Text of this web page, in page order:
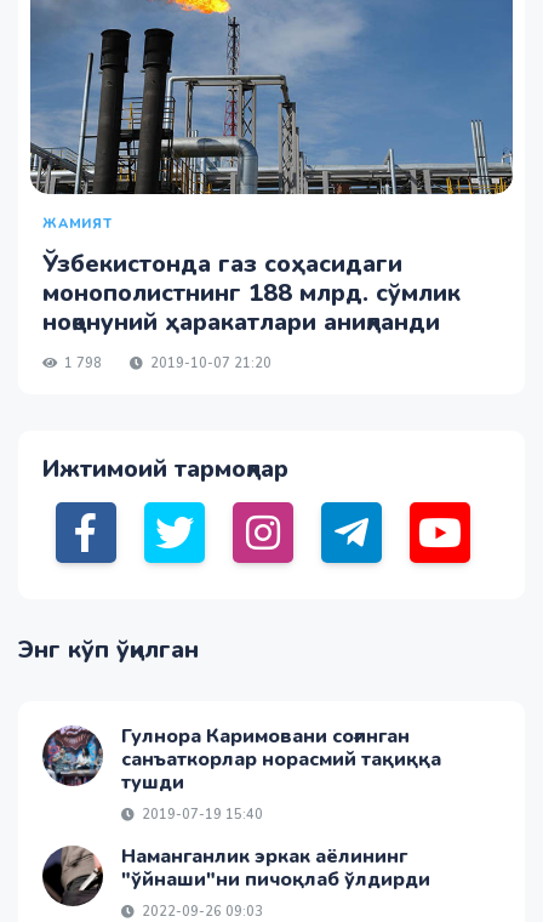
ЖАМИЯТ
Ўзбекистонда газ соҳасидаги
монополистнинг 188 млрд. сўмлик
ноқонуний ҳаракатлари аниқланди
1 798 2019-10-07 21:20
Ижтимоий тармоқлар
Энг кўп ўқилган
Гулнора Каримовани соғинган
санъаткорлар норасмий тақиққа
тушди
2019-07-19 15:40
Наманганлик эркак аёлининг
"ўйнаши"ни пичоқлаб ўлдирди
2022-09-26 09:03